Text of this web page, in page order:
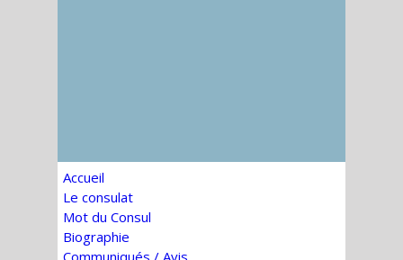
Accueil
Le consulat
Mot du Consul
Biographie
Communiqués / Avis